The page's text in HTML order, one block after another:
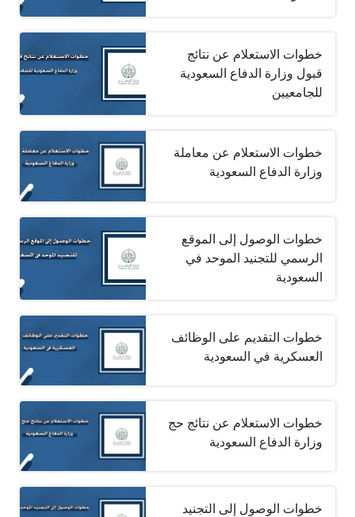
خطوات الاستعلام عن نتائج
قبول وزارة الدفاع السعودية
للجامعيين
خطوات الاستعلام عن معاملة
وزارة الدفاع السعودية
خطوات الوصول إلى الموقع
الرسمي للتجنيد الموحد في
السعودية
خطوات التقديم على الوظائف
العسكرية في السعودية
خطوات الاستعلام عن نتائج حج
وزارة الدفاع ‏السعودية
خطوات الوصول إلى التجنيد